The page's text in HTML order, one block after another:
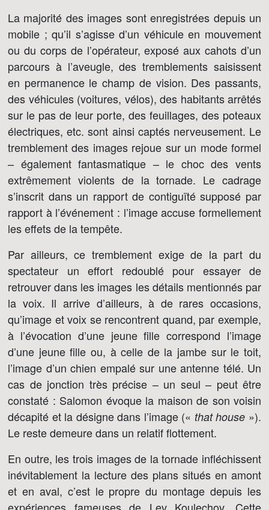
La majorité des images sont enregistrées depuis un
mobile ; qu’il s’agisse d’un véhicule en mouvement
ou du corps de l’opérateur, exposé aux cahots d’un
parcours à l’aveugle, des tremblements saisissent
en permanence le champ de vision. Des passants,
des véhicules (voitures, vélos), des habitants arrêtés
sur le pas de leur porte, des feuillages, des poteaux
électriques, etc. sont ainsi captés nerveusement. Le
tremblement des images rejoue sur un mode formel
– également fantasmatique – le choc des vents
extrêmement violents de la tornade. Le cadrage
s’inscrit dans un rapport de contiguïté supposé par
rapport à l’événement : l’image accuse formellement
les effets de la tempête.
Par ailleurs, ce tremblement exige de la part du
spectateur un effort redoublé pour essayer de
retrouver dans les images les détails mentionnés par
la voix. Il arrive d’ailleurs, à de rares occasions,
qu’image et voix se rencontrent quand, par exemple,
à l’évocation d’une jeune fille correspond l’image
d’une jeune fille ou, à celle de la jambe sur le toit,
l’image d’un chien empalé sur une antenne télé. Un
cas de jonction très précise – un seul – peut être
constaté : Salomon évoque la maison de son voisin
décapité et la désigne dans l’image (« that house »).
Le reste demeure dans un relatif flottement.
En outre, les trois images de la tornade infléchissent
inévitablement la lecture des plans situés en amont
et en aval, c’est le propre du montage depuis les